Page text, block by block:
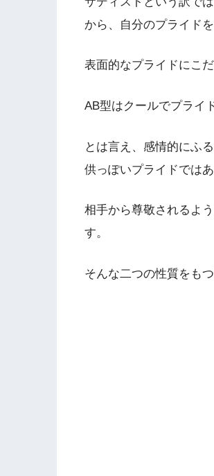
から、自分のプライド
表面的なプライドにこ
AB型はクールでプライ
とは言え、感情的にふ
供っぽいプライドではあ
相手から尊敬されるよ
す。
そんな二つの性質をも